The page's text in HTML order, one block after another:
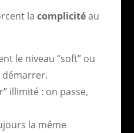
la complicitéau
le niveau “soft” ou
démarrer.
illimité : on passe,
la même